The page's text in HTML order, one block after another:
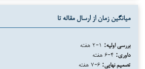
میانگین زمان از ارسال مقاله تا
بررسی اولیه:
داوری:
تصمیم نهایی: